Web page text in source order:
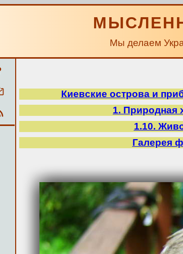
Мы делаем
Киевские острова и
1. Природная
1.10.
Галерея